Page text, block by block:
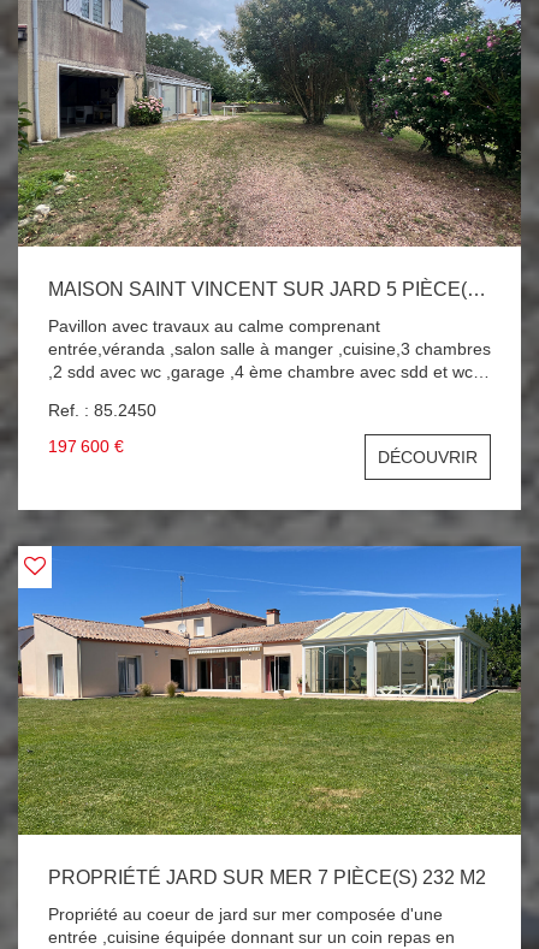
MAISON SAINT VINCENT SUR JARD 5 PIÈCE(S) 90 M2
Pavillon avec travaux au calme comprenant
entrée,véranda ,salon salle à manger ,cuisine,3 chambres
,2 sdd avec wc ,garage ,4 ème chambre avec sdd et wc
A SAISIR !!!
Ref. : 85.2450
197 600 €
DÉCOUVRIR
PROPRIÉTÉ JARD SUR MER 7 PIÈCE(S) 232 M2
Propriété au coeur de jard sur mer composée d'une
entrée ,cuisine équipée donnant sur un coin repas en